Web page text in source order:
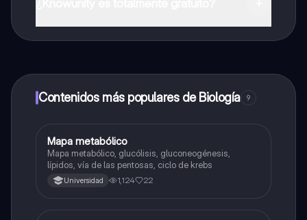
a determinadas funciones.
Contenidos más populares de Biología 9
Biología
Mapa metabólico
Mapa metabólico, glucólisis, gluconeogénesis,
lípidos, vía de las pentosas, ciclo de krebs
Universidad 1,124 22